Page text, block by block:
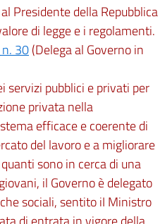
Presidente della Repubblica
di legge e i regolamenti.
30(Delega al Governo in
servizi pubblici e privati per
privata nella
efficace e coerente di
del lavoro e a migliorare
sono in cerca di una
il Governo è delegato
sociali, sentito iI Ministro